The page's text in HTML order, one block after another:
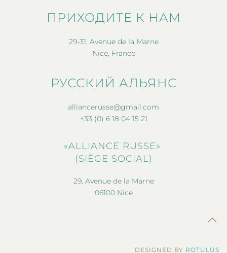
ПРИХОДИТЕ К НАМ
29-31, Avenue de la Marne
Nice, France
РУССКИЙ АЛЬЯНС
alliancerusse@gmail.com
+33 (0) 6 18 04 15 21
«ALLIANCE RUSSE»
(SIÈGE SOCIAL)
29, Avenue de la Marne
06100 Nice
DESIGNED BY ROTULUS